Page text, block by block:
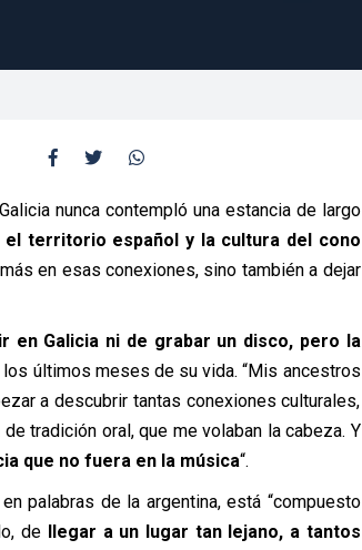
nunca contempló una estancia de largo
territorio español y la cultura del cono
en esas conexiones, sino también a dejar
en Galicia ni de grabar un disco, pero la
últimos meses de su vida. “Mis ancestros
a descubrir tantas conexiones culturales,
tradición oral, que me volaban la cabeza. Y
que no fuera en la música“.
palabras de la argentina, está “compuesto
de llegar a un lugar tan lejano, a tantos